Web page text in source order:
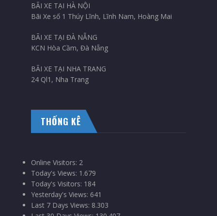
BÃI XE TẠI HÀ NỘI
Bãi Xe số 1 Thúy Lĩnh, Lĩnh Nam, Hoàng Mai
BÃI XE TẠI ĐÀ NẴNG
KCN Hòa Cầm, Đà Nẵng
BÃI XE TẠI NHA TRANG
24 Ql1, Nha Trang
THỐNG KÊ
Online Visitors: 2
Today's Views: 1.679
Today's Visitors: 184
Yesterday's Views: 641
Last 7 Days Views: 8.303